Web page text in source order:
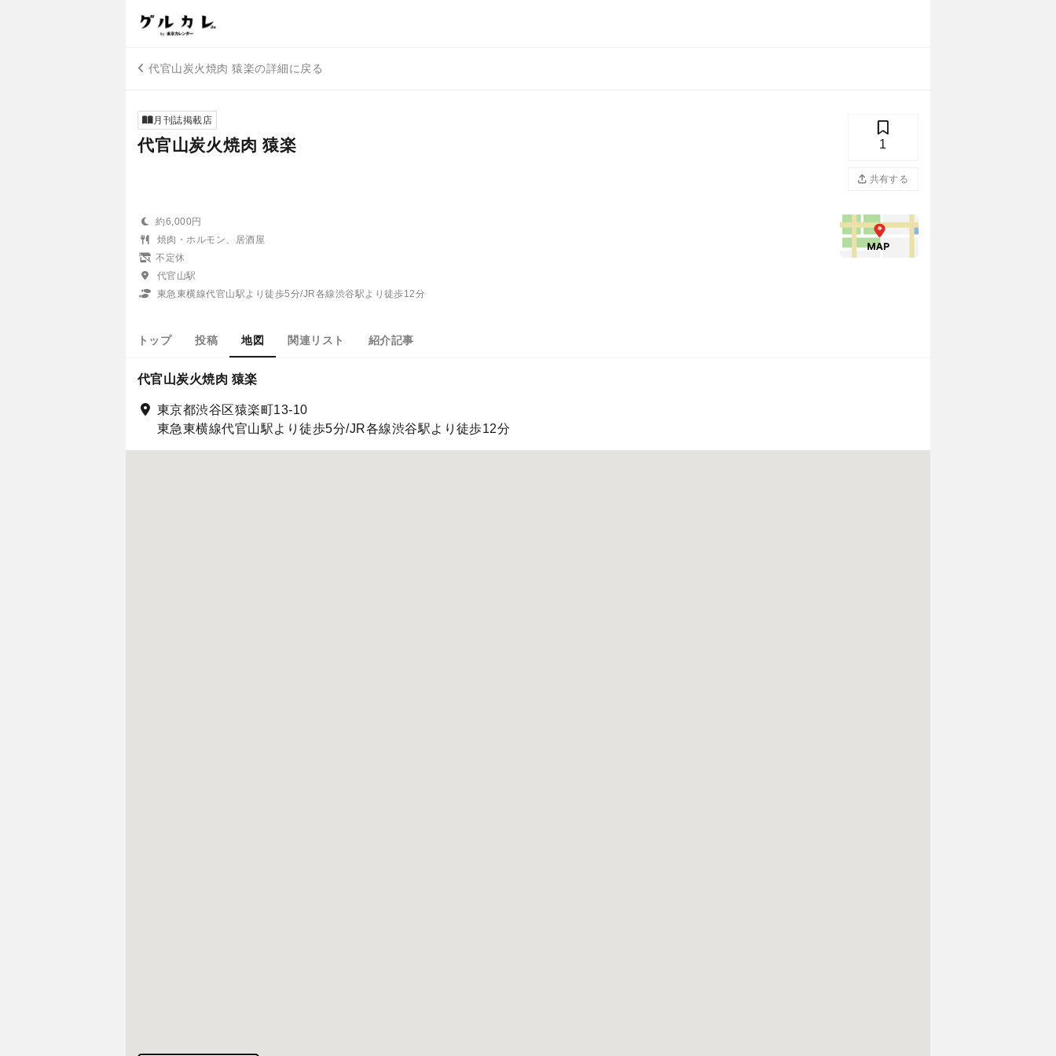
代官山炭火焼肉 猿楽の詳細に戻る
月刊誌掲載店
代官山炭火焼肉 猿楽 1
共有する
約6,000円
焼肉・ホルモン、居酒屋
不定休
代官山駅
東急東横線代官山駅より徒歩5分/JR各線渋谷駅より徒歩12分
トップ 投稿 地図 関連リスト 紹介記事
代官山炭火焼肉 猿楽
東京都渋谷区猿楽町13-10
東急東横線代官山駅より徒歩5分/JR各線渋谷駅より徒歩12分